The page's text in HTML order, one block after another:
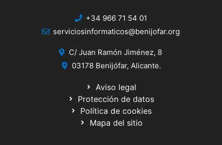
+34 966 71 54 01
serviciosinformaticos@benijofar.org
C/ Juan Ramón Jiménez, 8
03178 Benijófar, Alicante.
Aviso legal
Protección de datos
Política de cookies
Mapa del sitio